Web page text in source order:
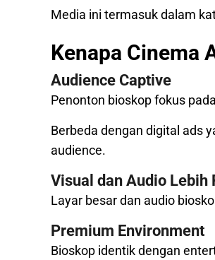
Media ini termasuk dalam
Kenapa Cinema
Audience Captive
Penonton bioskop fokus
Berbeda dengan digital ads
audience.
Visual dan Audio Lebih
Layar besar dan audio
Premium Environment
Bioskop identik dengan